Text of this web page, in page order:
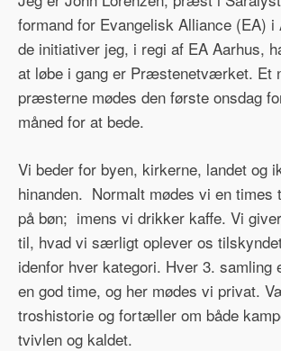
formand for Evangelisk Alliance (EA)
de initiativer jeg, i regi af EA Aarhus,
at løbe i gang er Præstenetværket. Et
præsterne mødes den første onsdag
måned for at bede.
Vi beder for byen, kirkerne, landet og
hinanden. Normalt mødes vi en times
på bøn; imens vi drikker kaffe. Vi
til, hvad vi særligt oplever os
idenfor hver kategori. Hver 3. samling
en god time, og her mødes vi privat.
troshistorie og fortæller om både
tvivlen og kaldet.